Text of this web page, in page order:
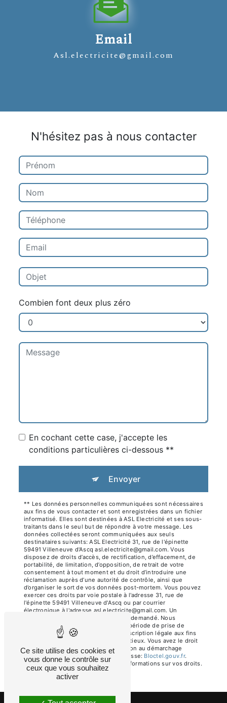
Email
asl.electricite@gmail.com
N'hésitez pas à nous contacter
Combien font deux plus zéro
En cochant cette case, j'accepte les
conditions particulières ci-dessous **
Envoyer
** Les données personnelles communiquées sont nécessaires
aux fins de vous contacter et sont enregistrées dans un fichier
informatisé. Elles sont destinées à ASL Electricité et ses sous-
traitants dans le seul but de répondre à votre message. Les
données collectées seront communiquées aux seuls
destinataires suivants: ASL Electricité 31, rue de l'épinette
59491 Villeneuve d'Ascq asl.electricite@gmail.com. Vous
disposez de droits d’accès, de rectification, d’effacement, de
portabilité, de limitation, d’opposition, de retrait de votre
consentement à tout moment et du droit d’introduire une
réclamation auprès d’une autorité de contrôle, ainsi que
d’organiser le sort de vos données post-mortem. Vous pouvez
exercer ces droits par voie postale à l'adresse 31, rue de
l'épinette 59491 Villeneuve d'Ascq ou par courrier
électronique à l'adresse asl.electricite@gmail.com. Un
justificatif d'identité pourra vous être demandé. Nous
conservons vos données pendant la période de prise de
contact puis pendant la durée de prescription légale aux fins
probatoires et de gestion des contentieux. Vous avez le droit
de vous inscrire sur la liste d'opposition au démarchage
téléphonique, disponible à cette adresse:
Bloctel.gouv.fr.
Consultez le site cnil.fr pour plus d’informations sur vos droits.
Ce site utilise des cookies et
vous donne le contrôle sur
ceux que vous souhaitez
activer